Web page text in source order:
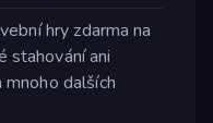
hry zdarma na
stahování ani
dalších